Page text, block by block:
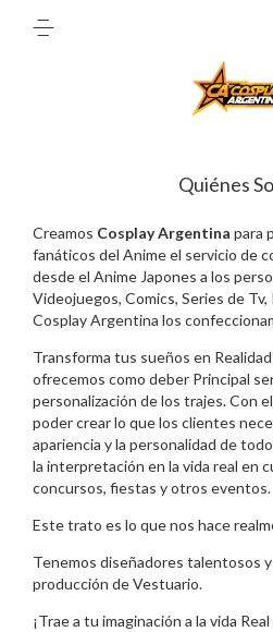
Quiénes
Creamos Cosplay Argentina para
fanáticos del Anime el servicio de
desde el Anime Japones a los
Videojuegos, Comics, Series de
Cosplay Argentina los
Transforma tus sueños en
ofrecemos como deber Principal
personalización de los trajes. Con
poder crear lo que los clientes
apariencia y la personalidad de
la interpretación en la vida real en
concursos, fiestas y otros eventos.
Este trato es lo que nos hace
Tenemos diseñadores talentosos
producción de Vestuario.
¡Trae a tu imaginación a la vida